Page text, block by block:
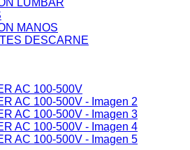
LUMBAR
MANOS
DESCARNE